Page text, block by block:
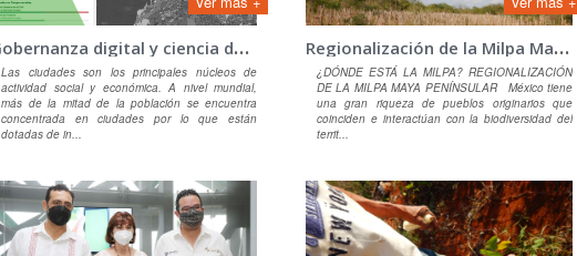
G
obernanza digital y ciencia de datos geoespaciales
Las ciudades son los principales núcleos de
actividad social y económica. A nivel mundial,
más de la mitad de la población se encuentra
concentrada en ciudades por lo que están
dotadas de in...
R
egionalización de la Milpa Maya Peninsular
¿DÓNDE ESTÁ LA MILPA? REGIONALIZACIÓN
DE LA MILPA MAYA PENÍNSULAR México tiene
una gran riqueza de pueblos originarios que
coinciden e interactúan con la biodiversidad del
territ...